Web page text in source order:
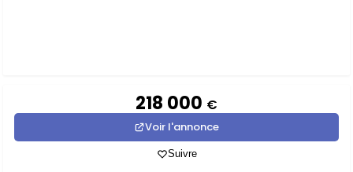
218 000 €
Voir l'annonce
Suivre